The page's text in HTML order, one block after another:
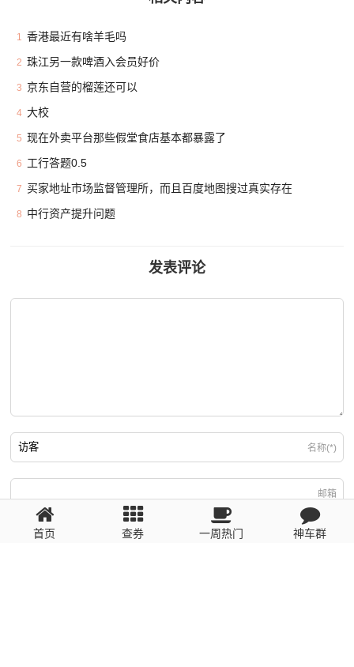
1 香港最近有啥羊毛吗
2 珠江另一款啤酒入会员好价
3 京东自营的榴莲还可以
4 大校
5 现在外卖平台那些假堂食店基本都暴露了
6 工行答题0.5
7 买家地址市场监督管理所，而且百度地图搜过真实存在
8 中行资产提升问题
发表评论
名称(*)
邮箱
回复需填写必要信息
首页 查券 一周热门 神车群